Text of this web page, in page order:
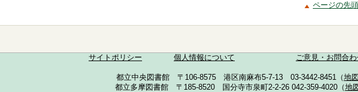
ページの先
サイトポリシー 個人情報について ご意見・お問合
都立中央図書館 〒106-8575 港区南麻布5-7-13 03-3442-8451（地
都立多摩図書館 〒185-8520 国分寺市泉町2-2-26 042-359-4020（地